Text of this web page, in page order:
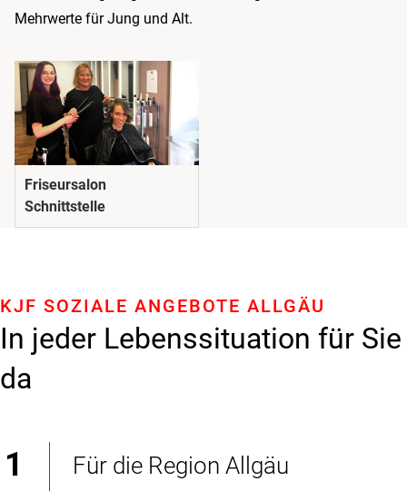
Mehrwerte für Jung und Alt.
Friseursalon
Schnittstelle
In jeder Lebenssituation für Sie
da
KJF SOZIALE ANGEBOTE ALLGÄU
Für die Region Allgäu